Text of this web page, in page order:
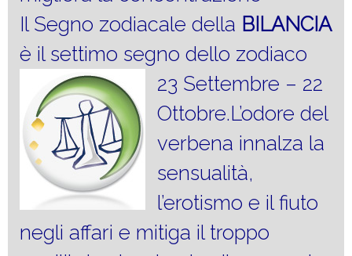
Il Segno zodiacale della BILANCIA
è il settimo segno dello zodiaco
23 Settembre – 22
Ottobre.L’odore del
verbena innalza la
sensualità,
l’erotismo e il fiuto
negli affari e mitiga il troppo